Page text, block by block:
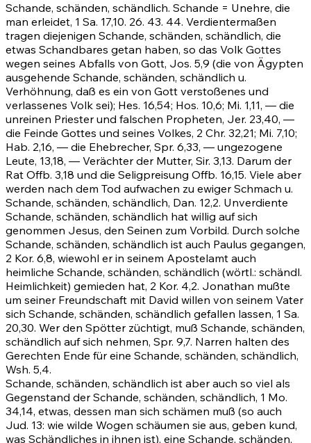
Schande, schänden, schändlich. Schande = Unehre, die
man erleidet, 1 Sa. 17,10. 26. 43. 44. Verdientermaßen
tragen diejenigen Schande, schänden, schändlich, die
etwas Schandbares getan haben, so das Volk Gottes
wegen seines Abfalls von Gott, Jos. 5,9 (die von Ägypten
ausgehende Schande, schänden, schändlich u.
Verhöhnung, daß es ein von Gott verstoßenes und
verlassenes Volk sei); Hes. 16,54; Hos. 10,6; Mi. 1,11, — die
unreinen Priester und falschen Propheten, Jer. 23,40, —
die Feinde Gottes und seines Volkes, 2 Chr. 32,21; Mi. 7,10;
Hab. 2,16, — die Ehebrecher, Spr. 6,33, — ungezogene
Leute, 13,18, — Verächter der Mutter, Sir. 3,13. Darum der
Rat Offb. 3,18 und die Seligpreisung Offb. 16,15. Viele aber
werden nach dem Tod aufwachen zu ewiger Schmach u.
Schande, schänden, schändlich, Dan. 12,2. Unverdiente
Schande, schänden, schändlich hat willig auf sich
genommen Jesus, den Seinen zum Vorbild. Durch solche
Schande, schänden, schändlich ist auch Paulus gegangen,
2 Kor. 6,8, wiewohl er in seinem Apostelamt auch
heimliche Schande, schänden, schändlich (wörtl.: schändl.
Heimlichkeit) gemieden hat, 2 Kor. 4,2. Jonathan mußte
um seiner Freundschaft mit David willen von seinem Vater
sich Schande, schänden, schändlich gefallen lassen, 1 Sa.
20,30. Wer den Spötter züchtigt, muß Schande, schänden,
schändlich auf sich nehmen, Spr. 9,7. Narren halten des
Gerechten Ende für eine Schande, schänden, schändlich,
Wsh. 5,4.
Schande, schänden, schändlich ist aber auch so viel als
Gegenstand der Schande, schänden, schändlich, 1 Mo.
34,14, etwas, dessen man sich schämen muß (so auch
Jud. 13: wie wilde Wogen schäumen sie aus, geben kund,
was Schändliches in ihnen ist), eine Schande, schänden,